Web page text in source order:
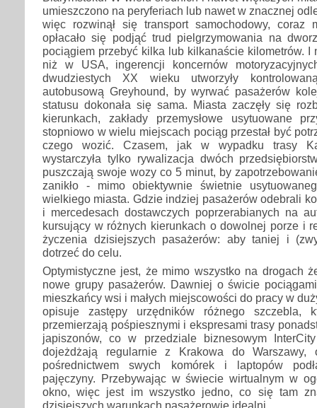
umieszczono na peryferiach lub nawet w znacznej
więc rozwinął się transport samochodowy, coraz
opłacało się podjąć trud pielgrzymowania na
pociągiem przebyć kilka lub kilkanaście kilometrów. I
niż w USA, ingerencji koncernów
dwudziestych XX wieku utworzyły
autobusową Greyhound, by wyrwać pasażerów
statusu dokonała się sama. Miasta zaczęły się
kierunkach, zakłady przemysłowe usytuowane
stopniowo w wielu miejscach pociąg przestał być
czego wozić. Czasem, jak w wypadku trasy
wystarczyła tylko rywalizacja dwóch
puszczają swoje wozy co 5 minut, by
zanikło - mimo obiektywnie świetnie
wielkiego miasta. Gdzie indziej pasażerów odebrali
i mercedesach dostawczych poprzerabianych na
kursujący w różnych kierunkach o dowolnej porze i
życzenia dzisiejszych pasażerów: aby taniej i
dotrzeć do celu.
Optymistyczne jest, że mimo wszystko na drogach
nowe grupy pasażerów. Dawniej o świcie
mieszkańcy wsi i małych miejscowości do pracy w
opisuje zastępy urzędników różnego szczebla,
przemierzają pośpiesznymi i ekspresami trasy
japiszonów, co w przedziale biznesowym
dojeżdżają regularnie z Krakowa do
pośrednictwem swych komórek i laptopów
pajęczyny. Przebywając w świecie wirtualnym w
okno, więc jest im wszystko jedno, co się tam
dzisiejszych warunkach pasażerowie idealni.